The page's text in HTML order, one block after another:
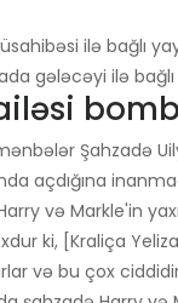
ilə bağlı
gələcəyi ilə
Şahzadə
açdığına
və Markle'in
ki, [Kraliça
və bu çox